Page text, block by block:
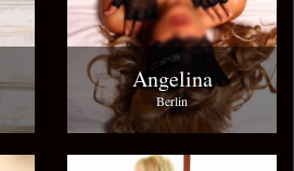
Angelina
Berlin